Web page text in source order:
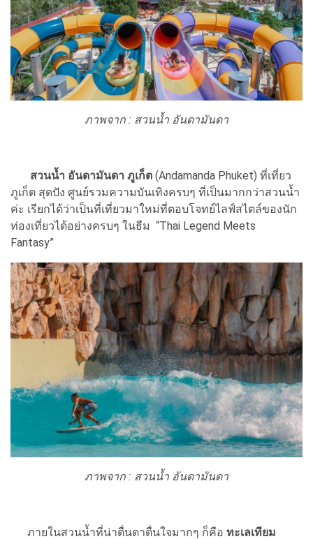
ภาพจาก : สวนน้ำ อันดามันดา
สวนน้ำ อันดามันดา ภูเก็ต (Andamanda Phuket) ที่เที่ยว
ภูเก็ต สุดปัง ศูนย์รวมความบันเทิงครบๆ ที่เป็นมากกว่าสวนน้ำ
ค่ะ เรียกได้ว่าเป็นที่เที่ยวมาใหม่ที่ตอบโจทย์ไลฟ์สไตล์ของนัก
ท่องเที่ยวได้อย่างครบๆ ในธีม “Thai Legend Meets
Fantasy”
ภาพจาก : สวนน้ำ อันดามันดา
ภายในสวนน้ำที่น่าตื่นตาตื่นใจมากๆ ก็คือ ทะเลเทียม